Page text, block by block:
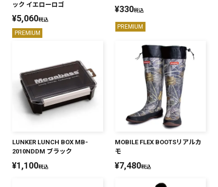
ック イエローロゴ
¥5,060税込
PREMIUM
¥330税込
PREMIUM
LUNKER LUNCH BOX MB-
2010NDDM ブラック
¥1,100税込
MOBILE FLEX BOOTSリアルカ
モ
¥7,480税込